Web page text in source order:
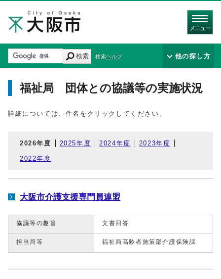
メニュー
検索 検索ヘルプ 他の探し方
福祉局 団体との協議等の実施状況
詳細については、件名をクリックしてください。
2026年度 2025年度 2024年度 2023年度
2022年度
大阪市介護支援専門員連盟
協議等の趣旨 文書回答
担当局等 福祉局高齢者施策部介護保険課